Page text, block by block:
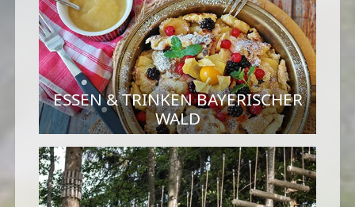
ESSEN & TRINKEN BAYERISCHER
WALD